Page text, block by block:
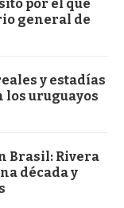
por el que
general de
y estadías
los uruguayos
Brasil: Rivera
década y